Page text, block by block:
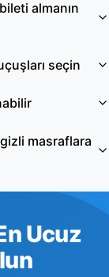
almanın
seçin
masraflara
Ucuz